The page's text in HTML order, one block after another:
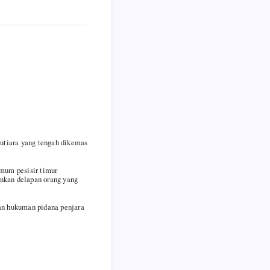
yang tengah dikemas
pesisir timur
delapan orang yang
hukuman pidana penjara